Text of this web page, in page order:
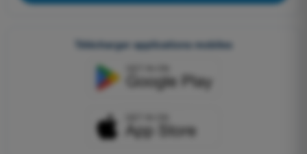
Télécharger applications mobiles